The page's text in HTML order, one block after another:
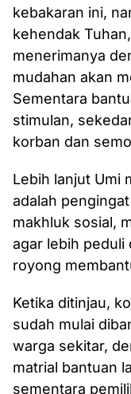
kebakaran ini,
kehendak
menerimanya
mudahan akan
Sementara
stimulan,
korban dan
Lebih lanjut Umi
adalah
makhluk sosial,
agar lebih peduli
royong
Ketika ditinjau,
sudah mulai
warga sekitar,
matrial bantuan
sementara